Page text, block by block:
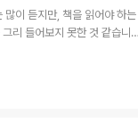
는 아주 명쾌한 지적이라 할
깊이 생각해보면 이는 많은 사
자체의 느낌이 아닌 제대로 인
많이 듣지만, 책을 읽어야 하는
리 들어보지 못한 것 같습니
고 그로 인해 인식의 지평이